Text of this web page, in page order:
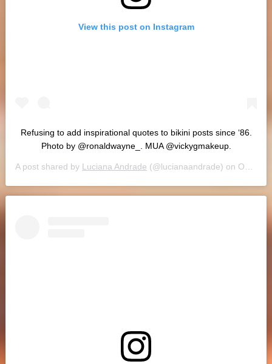
View this post on Instagram
Refusing to add inspirational quotes to bikini posts since ‘86.
Photo by @ronaldwayne_. MUA @vickygmakeup.
A post shared by Luciana Andrade (@lucianaandrade) on Oct 31, 2018 at 12:13pm PDT